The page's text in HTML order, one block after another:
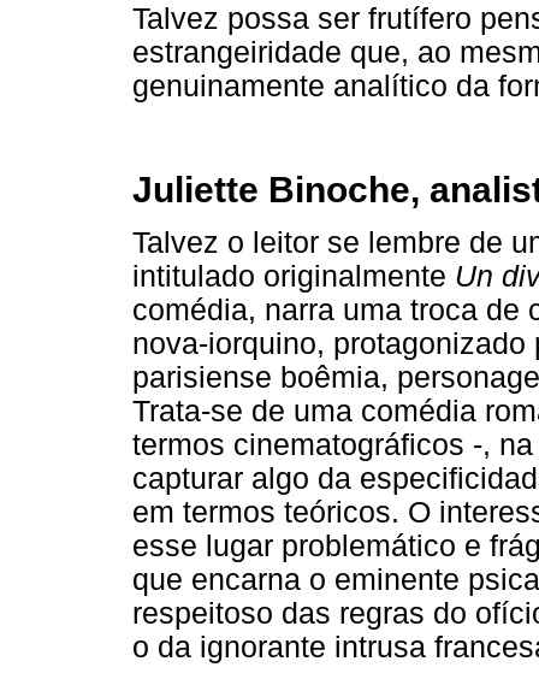
Talvez possa ser frutífero
estrangeiridade que, ao
genuinamente analítico da
Juliette Binoche,
Talvez o leitor se lembre de
intitulado originalmente Un
comédia, narra uma troca de
nova-iorquino,
parisiense boêmia,
Trata-se de uma comédia
termos cinematográficos -,
capturar algo da
em termos teóricos. O
esse lugar problemático e
que encarna o eminente
respeitoso das regras do
o da ignorante intrusa